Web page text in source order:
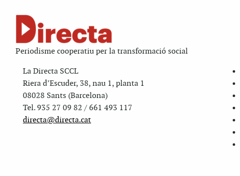
Periodisme cooperatiu per la transformació social
La Directa SCCL
Riera d’Escuder, 38, nau 1, planta 1
08028 Sants (Barcelona)
Tel. 935 27 09 82 / 661 493 117
directa@directa.cat